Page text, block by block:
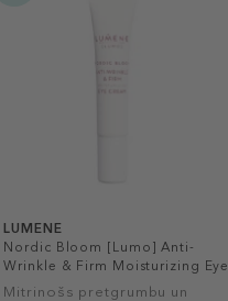
LUMENE
Nordic Bloom [Lumo] Anti-
Wrinkle & Firm Moisturizing Eye
Cream
Mitrinošs pretgrumbu un